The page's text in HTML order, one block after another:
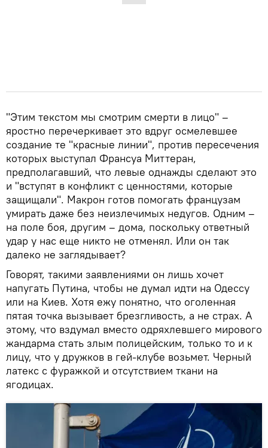
"Этим текстом мы смотрим смерти в лицо" –
яростно перечеркивает это вдруг осмелевшее
создание те "красные линии", против пересечения
которых выступал Франсуа Миттеран,
предполагавший, что левые однажды сделают это
и "вступят в конфликт с ценностями, которые
защищали". Макрон готов помогать французам
умирать даже без неизлечимых недугов. Одним –
на поле боя, другим – дома, поскольку ответный
удар у нас еще никто не отменял. Или он так
далеко не заглядывает?
Говорят, такими заявлениями он лишь хочет
напугать Путина, чтобы не думал идти на Одессу
или на Киев. Хотя ежу понятно, что оголенная
пятая точка вызывает брезгливость, а не страх. А
этому, что вздумал вместо одряхлевшего мирового
жандарма стать злым полицейским, только то и к
лицу, что у дружков в гей-клубе возьмет. Черный
латекс с фуражкой и отсутствием ткани на
ягодицах.